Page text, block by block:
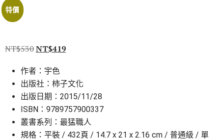
特價
NT$530NT$419
作者：宇色
出版社：柿子文化
出版日期：2015/11/28
ISBN：9789757900337
叢書系列：最猛職人
規格：平裝 / 432頁 / 14.7 x 21 x 2.16 cm / 普通級 / 單